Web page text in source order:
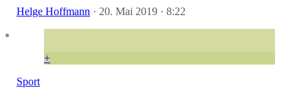
Helge Hoffmann · 20. Mai 2019 · 8:22
+
Sport